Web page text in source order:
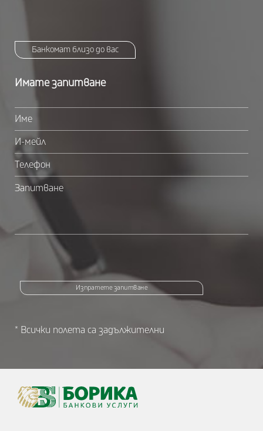
Банкомат близо до вас
Имате запитване
Изпратете запитване
* Всички полета са задължителни